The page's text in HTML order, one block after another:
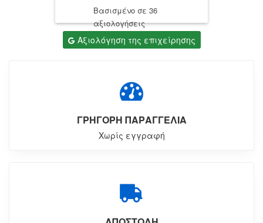
Βασισμένο σε 36
αξιολογήσεις
Αξιολόγηση της επιχείρησης
ΓΡΗΓΟΡΗ ΠΑΡΑΓΓΕΛΙΑ
Χωρίς εγγραφή